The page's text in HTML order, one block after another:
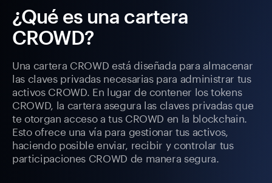
¿Qué es una cartera
CROWD?
Una cartera CROWD está diseñada para almacenar
las claves privadas necesarias para administrar tus
activos CROWD. En lugar de contener los tokens
CROWD, la cartera asegura las claves privadas que
te otorgan acceso a tus CROWD en la blockchain.
Esto ofrece una vía para gestionar tus activos,
haciendo posible enviar, recibir y controlar tus
participaciones CROWD de manera segura.